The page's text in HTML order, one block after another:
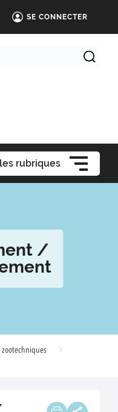
SE CONNECTER
rubriques
/
zootechniques